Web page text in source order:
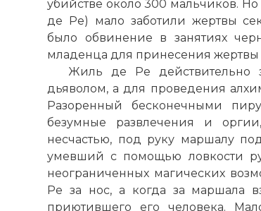
убийстве около 300 мальчиков.
де Ре) мало заботили жертвы
было обвинение в занятиях
младенца для принесения жертвы
Жиль де Ре действительно
дьяволом, а для проведения
Разоренный бесконечными
безумные развлечения и
несчастью, под руку маршалу
умевший с помощью ловкости
неограниченных магических
Ре за нос, а когда за маршала
приютившего его человека.